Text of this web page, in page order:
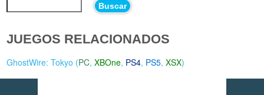
Buscar
JUEGOS RELACIONADOS
GhostWire: Tokyo (PC,XBOne, PS4, PS5,XSX)